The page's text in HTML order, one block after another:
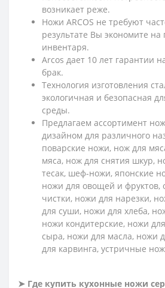
возникает реже.
Ножи ARCOS не требуют
результате Вы экономите на
инвентаря.
Arcos дает 10 лет гарантии
брак.
Технология изготовления
экологичная и безопасная
среды.
Предлагаем ассортимент
дизайном для различного
поварские ножи, нож для
мяса, нож для снятия шкур,
тесак, шеф-ножи, японские
ножи для овощей и
чистки, ножи для нарезки,
для суши, ножи для хлеба,
ножи кондитерские, ножи
сыра, ножи для масла, ножи
для карвинга, устричные
➤ Где купить кухонные ножи